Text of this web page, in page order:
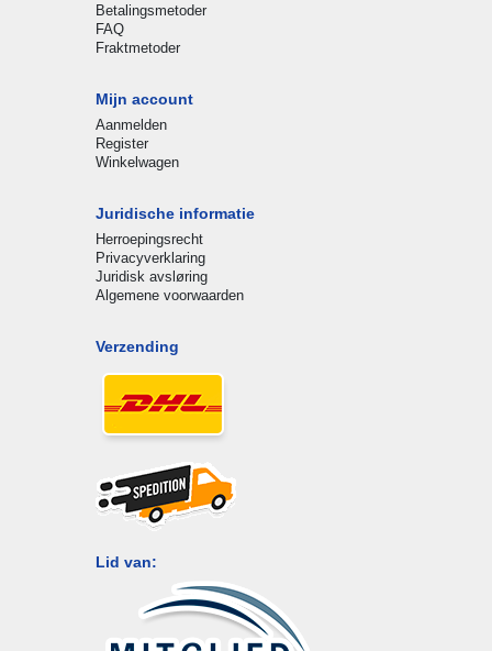
Betalingsmetoder
FAQ
Fraktmetoder
Mijn account
Aanmelden
Register
Winkelwagen
Juridische informatie
Herroepingsrecht
Privacyverklaring
Juridisk avsløring
Algemene voorwaarden
Verzending
Lid van: